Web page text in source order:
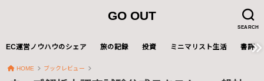
SEARCH
GO OUT
EC運営ノウハウのシェア 旅の記録 投資 ミニマリスト生活 書評
HOME ブックレビュー